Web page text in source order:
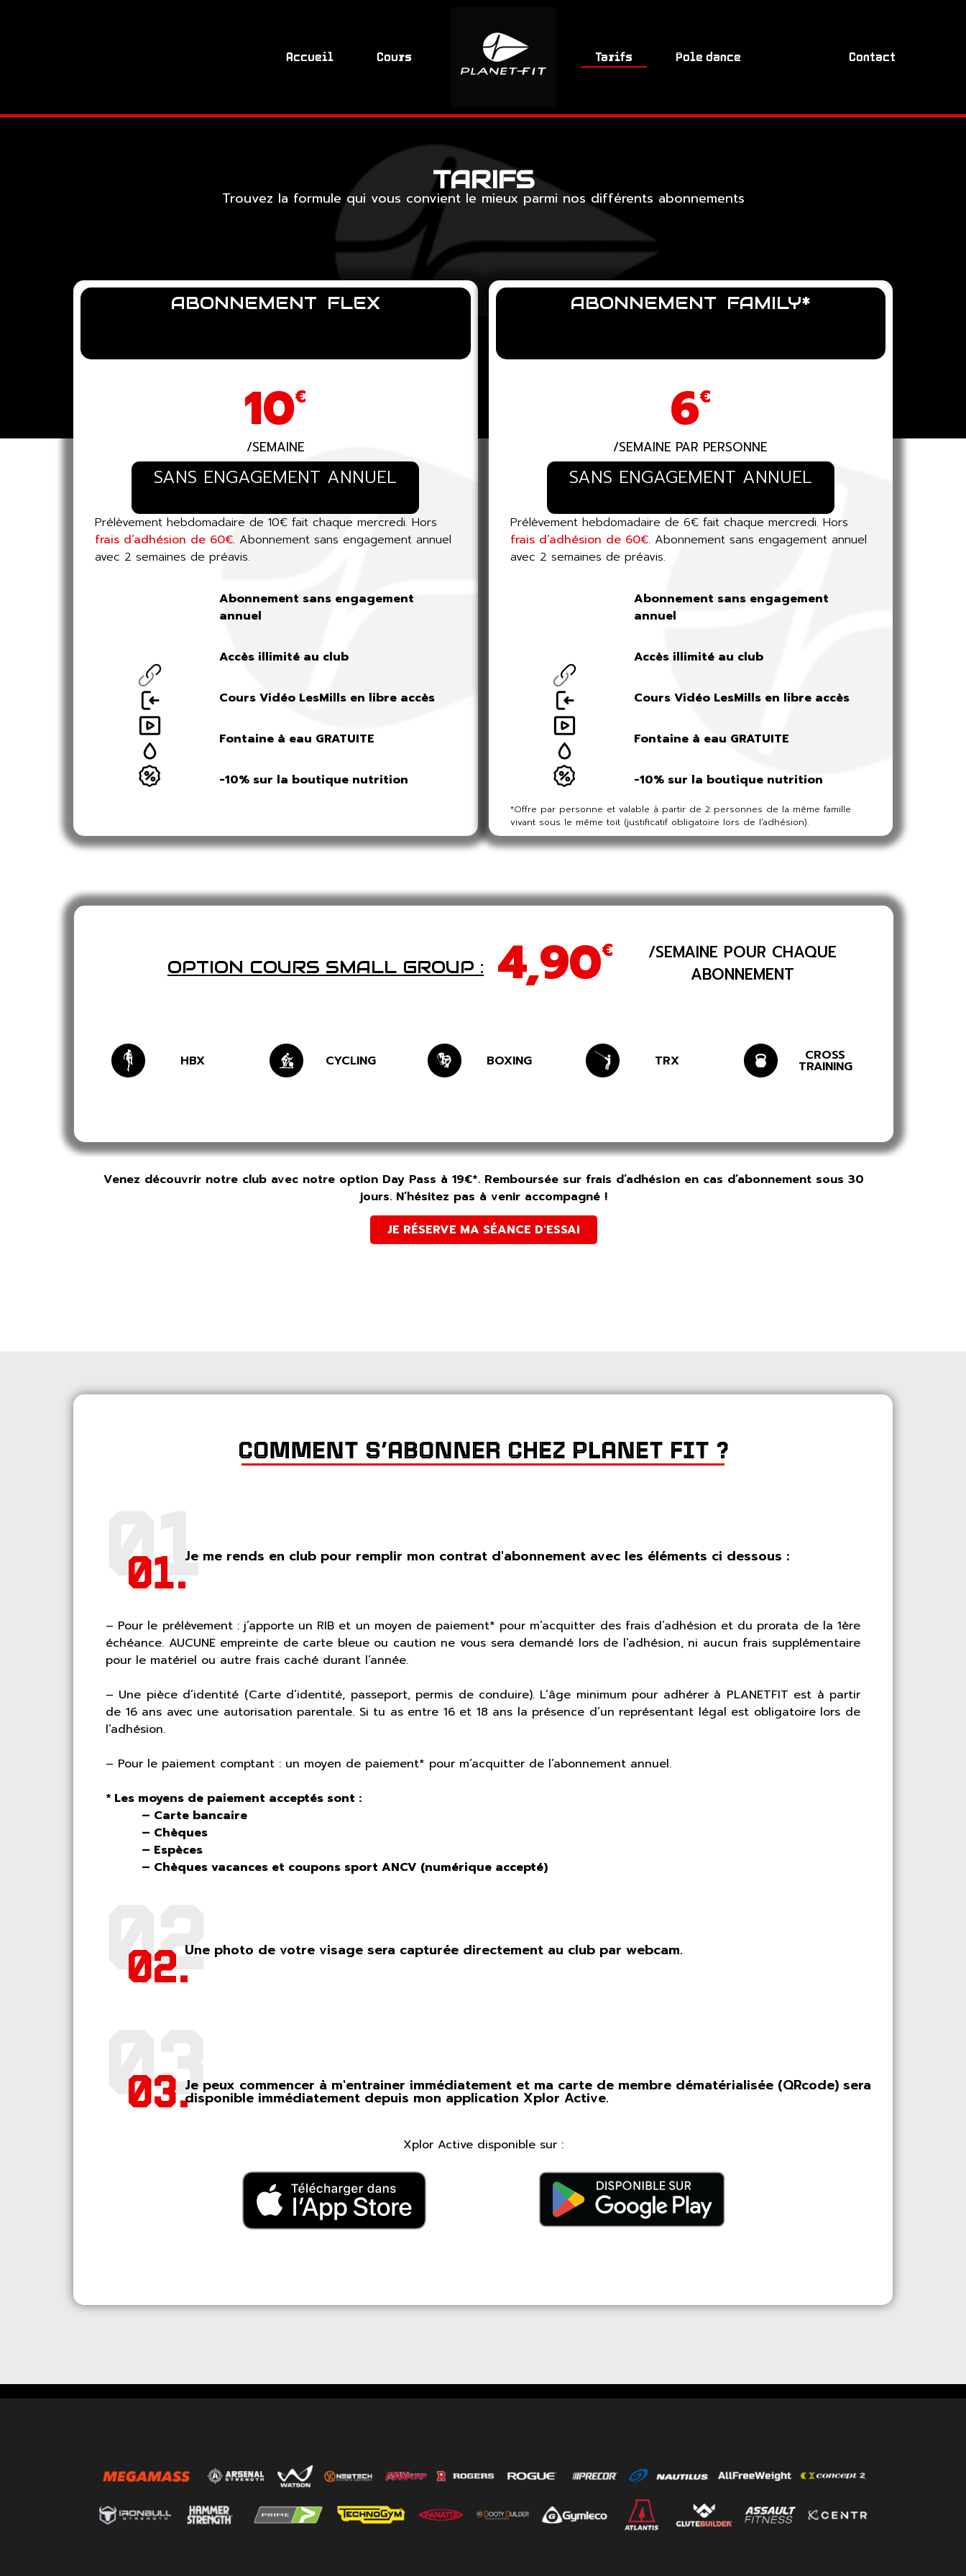
Accueil Cours Tarifs Pole dance Contact
TARIFS
Trouvez la formule qui vous convient le mieux parmi nos différents abonnements
ABONNEMENT FLEX
10€
/SEMAINE
SANS ENGAGEMENT ANNUEL
Prélèvement hebdomadaire de 10€ fait chaque mercredi. Hors
frais d’adhésion de 60€. Abonnement sans engagement annuel
avec 2 semaines de préavis.
Abonnement sans engagement
annuel
Accès illimité au club
Cours Vidéo LesMills en libre accès
Fontaine à eau GRATUITE
-10% sur la boutique nutrition
ABONNEMENT FAMILY*
6€
/SEMAINE PAR PERSONNE
SANS ENGAGEMENT ANNUEL
Prélèvement hebdomadaire de 6€ fait chaque mercredi. Hors
frais d’adhésion de 60€. Abonnement sans engagement annuel
avec 2 semaines de préavis.
Abonnement sans engagement
annuel
Accès illimité au club
Cours Vidéo LesMills en libre accès
Fontaine à eau GRATUITE
-10% sur la boutique nutrition
*Offre par personne et valable à partir de 2 personnes de la même famille
vivant sous le même toit (justificatif obligatoire lors de l’adhésion).
OPTION COURS SMALL GROUP : 4,90€
/SEMAINE POUR CHAQUE
ABONNEMENT
HBX CYCLING BOXING TRX CROSS
TRAINING
Venez découvrir notre club avec notre option Day Pass à 19€*. Remboursée sur frais d’adhésion en cas d’abonnement sous 30
jours. N’hésitez pas à venir accompagné !
JE RÉSERVE MA SÉANCE D'ESSAI
COMMENT S’ABONNER CHEZ PLANET FIT ?
01.Je me rends en club pour remplir mon contrat d'abonnement avec les éléments ci dessous :
– Pour le prélèvement : j’apporte un RIB et un moyen de paiement* pour m’acquitter des frais d’adhésion et du prorata de la 1ère
échéance. AUCUNE empreinte de carte bleue ou caution ne vous sera demandé lors de l’adhésion, ni aucun frais supplémentaire
pour le matériel ou autre frais caché durant l’année.
– Une pièce d’identité (Carte d’identité, passeport, permis de conduire). L’âge minimum pour adhérer à PLANETFIT est à partir
de 16 ans avec une autorisation parentale. Si tu as entre 16 et 18 ans la présence d’un représentant légal est obligatoire lors de
l’adhésion.
– Pour le paiement comptant : un moyen de paiement* pour m’acquitter de l’abonnement annuel.
* Les moyens de paiement acceptés sont :
– Carte bancaire
– Chèques
– Espèces
– Chèques vacances et coupons sport ANCV (numérique accepté)
02.Une photo de votre visage sera capturée directement au club par webcam.
03.Je peux commencer à m'entrainer immédiatement et ma carte de membre dématérialisée (QRcode) sera
disponible immédiatement depuis mon application Xplor Active.
Xplor Active disponible sur :